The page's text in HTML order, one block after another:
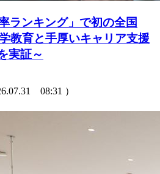
ランキング」で初の全国
教育と手厚いキャリア支援
実証～
08:31 ）